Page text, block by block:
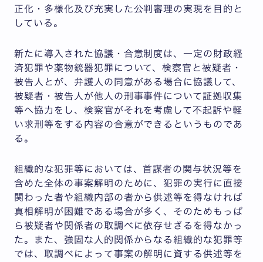
正化・多様化及び充実した公判審理の実現を目的と
している。
新たに導入された協議・合意制度は、一定の財政経
済犯罪や薬物銃器犯罪について、検察官と被疑者・
被告人とが、弁護人の同意がある場合に協議して、
被疑者・被告人が他人の刑事事件について証拠収集
等へ協力をし、検察官がそれを考慮して不起訴や軽
い求刑等をする内容の合意ができるというものであ
る。
組織的な犯罪等においては、首謀者の関与状況等を
含めた全体の事案解明のために、犯罪の実行に直接
関わった者や組織内部の者から供述等を得なければ
真相解明が困難である場合が多く、そのためもっぱ
ら被疑者や関係者の取調べに依存せざるを得なかっ
た。また、強固な人的関係からなる組織的な犯罪等
では、取調べによって事案の解明に資する供述等を